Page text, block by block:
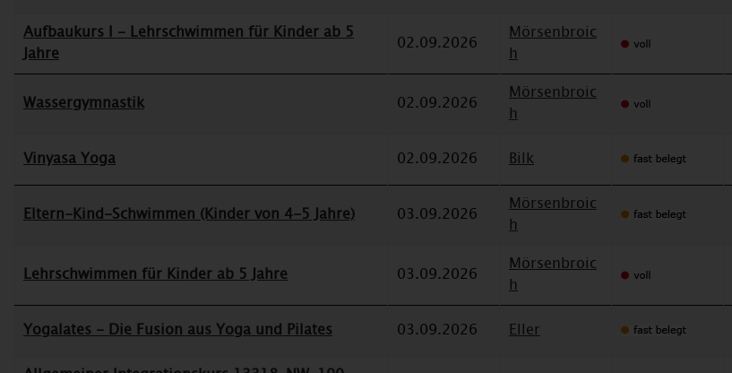
Aufbaukurs I - Lehrschwimmen für Kinder ab 5
Jahre
02.09.2026
Mörsenbroic
h
Wassergymnastik 02.09.2026
Mörsenbroic
h
Vinyasa Yoga 02.09.2026 Bilk
Eltern-Kind-Schwimmen (Kinder von 4-5 Jahre) 03.09.2026
Mörsenbroic
h
Lehrschwimmen für Kinder ab 5 Jahre 03.09.2026
Mörsenbroic
h
Yogalates - Die Fusion aus Yoga und Pilates 03.09.2026 Eller